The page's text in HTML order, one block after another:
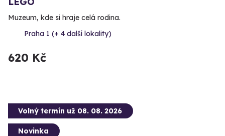
Muzeum, kde si hraje celá rodina.
Praha 1 (+ 4 další lokality)
620 Kč
Volný termín už 08. 08. 2026
Novinka